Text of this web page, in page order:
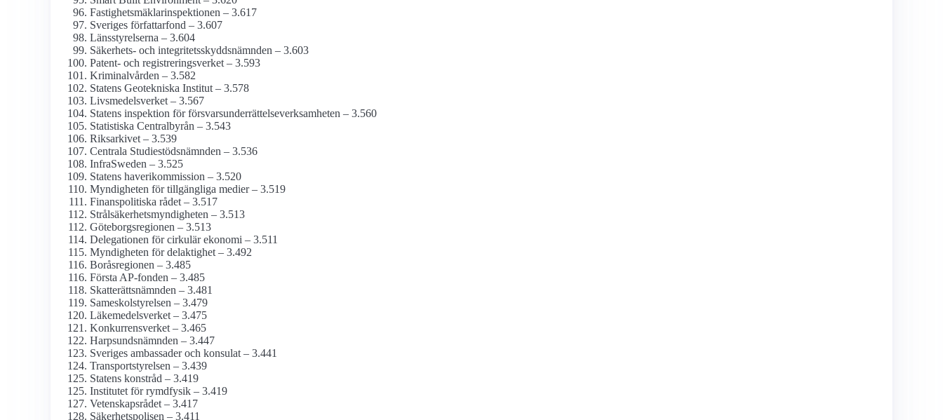
Fastighetsmäklar­inspektionen – 3.617
Sveriges författarfond – 3.607
Länsstyrelserna – 3.604
Säkerhets- och integritets­skydds­nämnden – 3.603
Patent- och registrerings­verket – 3.593
Kriminal­vården – 3.582
Statens Geotekniska Institut – 3.578
Livsmedels­verket – 3.567
Statens inspektion för försvars­underrättelse­verksamheten – 3.560
Statistiska Centralbyrån – 3.543
Riksarkivet – 3.539
Centrala Studiestöds­nämnden – 3.536
InfraSweden – 3.525
Statens haveri­kommission – 3.520
Myndigheten för tillgängliga medier – 3.519
Finanspolitiska rådet – 3.517
Strålsäkerhets­myndigheten – 3.513
Göteborgs­regionen – 3.513
Delegationen för cirkulär ekonomi – 3.511
Myndigheten för delaktighet – 3.492
Boråsregionen – 3.485
Första AP-fonden – 3.485
Skatterätts­nämnden – 3.481
Sameskol­styrelsen – 3.479
Läkemedels­verket – 3.475
Konkurrens­verket – 3.465
Harpsunds­nämnden – 3.447
Sveriges ambassader och konsulat – 3.441
Transport­styrelsen – 3.439
Statens konstråd – 3.419
Institutet för rymdfysik – 3.419
Vetenskaps­rådet – 3.417
Säkerhets­polisen – 3.411